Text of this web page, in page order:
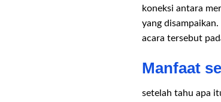
koneksi antara
yang
acara tersebut
Manfaat
setelah tahu apa